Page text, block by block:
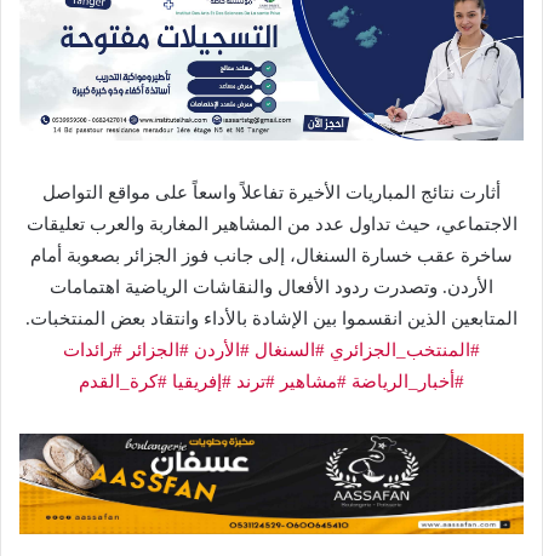
أثارت نتائج المباريات الأخيرة تفاعلاً واسعاً على مواقع التواصل
الاجتماعي، حيث تداول عدد من المشاهير المغاربة والعرب تعليقات
ساخرة عقب خسارة السنغال، إلى جانب فوز الجزائر بصعوبة أمام
الأردن. وتصدرت ردود الأفعال والنقاشات الرياضية اهتمامات
المتابعين الذين انقسموا بين الإشادة بالأداء وانتقاد بعض المنتخبات.
#رائدات #الجزائر #الأردن #السنغال #المنتخب_الجزائري
#كرة_القدم #إفريقيا #ترند #مشاهير #أخبار_الرياضة